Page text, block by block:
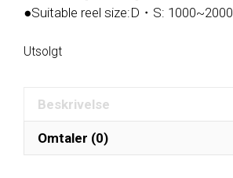
●Suitable reel size:D・S: 1000~2000
Utsolgt
Beskrivelse
Omtaler (0)